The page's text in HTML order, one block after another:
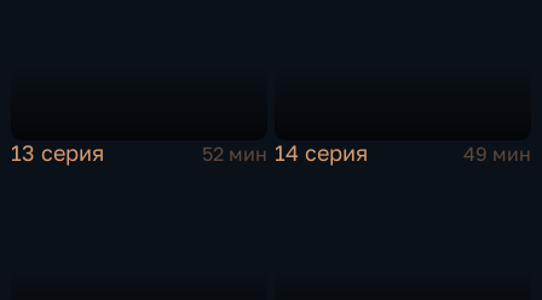
13 серия 52 мин 14 серия 49 мин